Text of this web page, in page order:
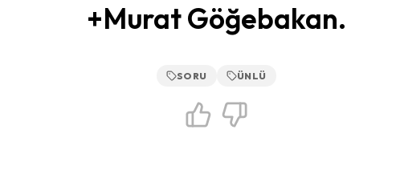
+Murat Göğebakan.
SORU ÜNLÜ